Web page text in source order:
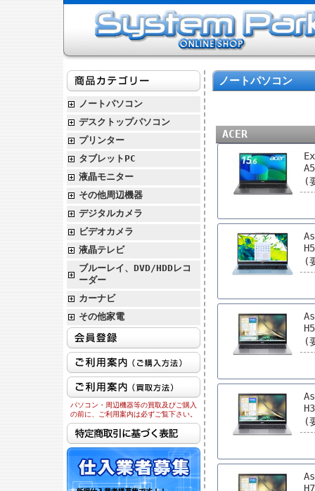
ノートパソコン
デスクトップパソコン
プリンター
タブレットPC
液晶モニター
その他周辺機器
デジタルカメラ
ビデオカメラ
液晶テレビ
ブルーレイ、DVD/HDDレコ
ーダー
カーナビ
その他家電
パソコン・周辺機器等の買取及びご購入
の前に、ご利用案内は必ずご覧下さい。
ノートパソコン
ACER
(
(
(
(